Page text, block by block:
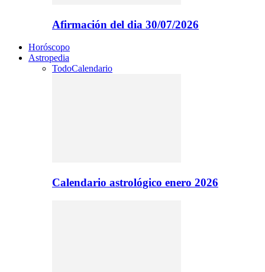
Afirmación del dia 30/07/2026
Horóscopo
Astropedia
TodoCalendario
Calendario astrológico enero 2026